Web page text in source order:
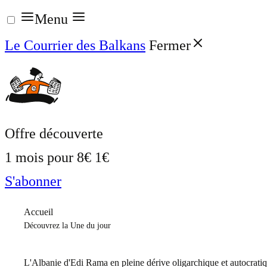
Aller
au
contenu
Menu
Le Courrier des Balkans Fermer
Offre découverte
1 mois pour 8€ 1€
S'abonner
Accueil
Découvrez la Une du jour
L'Albanie d'Edi Rama en pleine dérive oligarchique et